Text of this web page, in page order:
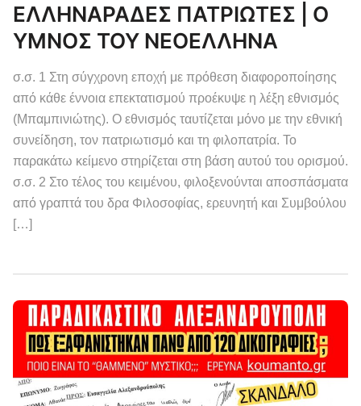
ΕΛΛΗΝΑΡΑΔΕΣ ΠΑΤΡΙΩΤΕΣ | Ο
ΥΜΝΟΣ ΤΟΥ ΝΕΟΕΛΛΗΝΑ
σ.σ. 1 Στη σύγχρονη εποχή με πρόθεση διαφοροποίησης
από κάθε έννοια επεκτατισμού προέκυψε η λέξη εθνισμός
(Μπαμπινιώτης). Ο εθνισμός ταυτίζεται μόνο με την εθνική
συνείδηση, τον πατριωτισμό και τη φιλοπατρία. Το
παρακάτω κείμενο στηρίζεται στη βάση αυτού του ορισμού.
σ.σ. 2 Στο τέλος του κειμένου, φιλοξενούνται αποσπάσματα
από γραπτά του δρα Φιλοσοφίας, ερευνητή και Συμβούλου
[…]